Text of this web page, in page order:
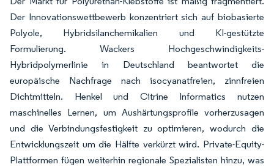
Der Innovationswettbewerb konzentriert sich auf biobasierte
Polyole, Hybridsilanchemikalien und KI-gestützte
Formulierung. Wackers Hochgeschwindigkeits-
Hybridpolymerlinie in Deutschland beantwortet die
europäische Nachfrage nach isocyanatfreien, zinnfreien
Dichtmitteln. Henkel und Citrine Informatics nutzen
maschinelles Lernen, um Aushärtungsprofile vorherzusagen
und die Verbindungsfestigkeit zu optimieren, wodurch die
Entwicklungszeit um die Hälfte verkürzt wird. Private-Equity-
Plattformen fügen weiterhin regionale Spezialisten hinzu, was